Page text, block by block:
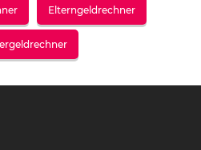
Elterngeldrechner